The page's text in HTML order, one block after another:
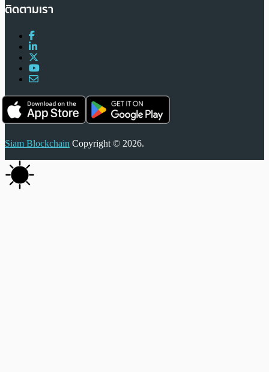
ติดตามเรา
Siam Blockchain Copyright © 2026.